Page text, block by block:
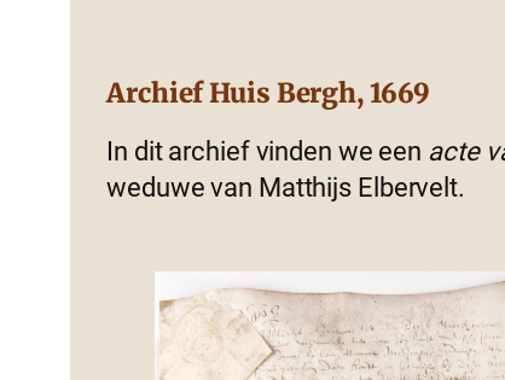
Archief Huis Bergh, 1669
In dit archief vinden we een acte
weduwe van Matthijs Elbervelt.